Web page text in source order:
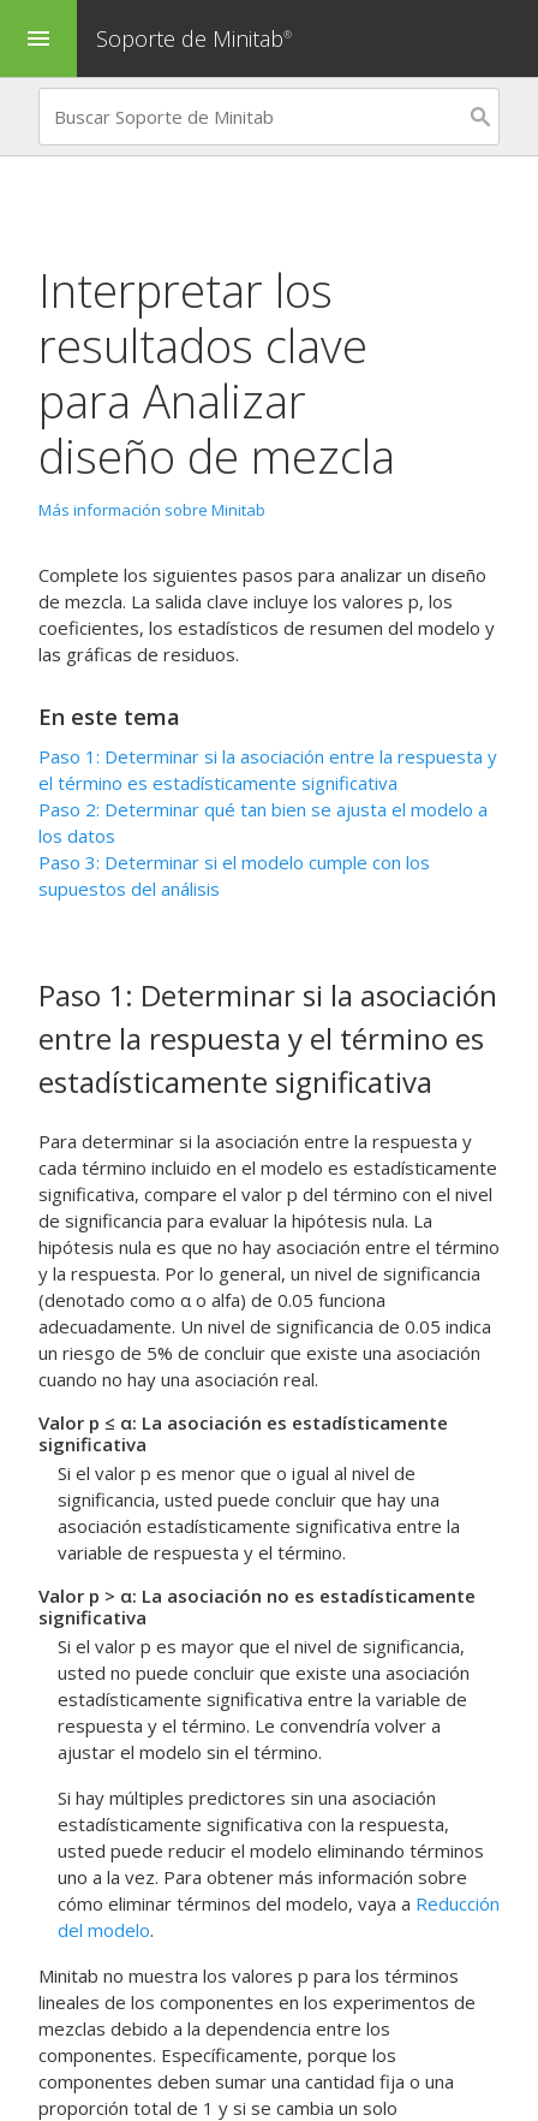
menu Soporte de Minitab®
Interpretar los
resultados clave
para Analizar
diseño de mezcla
Más información sobre Minitab
Complete los siguientes pasos para analizar un diseño
de mezcla. La salida clave incluye los valores p, los
coeficientes, los estadísticos de resumen del modelo y
las gráficas de residuos.
En este tema
Paso 1: Determinar si la asociación entre la respuesta y
el término es estadísticamente significativa
Paso 2: Determinar qué tan bien se ajusta el modelo a
los datos
Paso 3: Determinar si el modelo cumple con los
supuestos del análisis
Paso 1: Determinar si la asociación
entre la respuesta y el término es
estadísticamente significativa
Para determinar si la asociación entre la respuesta y
cada término incluido en el modelo es estadísticamente
significativa, compare el valor p del término con el nivel
de significancia para evaluar la hipótesis nula. La
hipótesis nula es que no hay asociación entre el término
y la respuesta. Por lo general, un nivel de significancia
(denotado como α o alfa) de 0.05 funciona
adecuadamente. Un nivel de significancia de 0.05 indica
un riesgo de 5% de concluir que existe una asociación
cuando no hay una asociación real.
Valor p ≤ α: La asociación es estadísticamente
significativa
Si el valor p es menor que o igual al nivel de
significancia, usted puede concluir que hay una
asociación estadísticamente significativa entre la
variable de respuesta y el término.
Valor p > α: La asociación no es estadísticamente
significativa
Si el valor p es mayor que el nivel de significancia,
usted no puede concluir que existe una asociación
estadísticamente significativa entre la variable de
respuesta y el término. Le convendría volver a
ajustar el modelo sin el término.
Si hay múltiples predictores sin una asociación
estadísticamente significativa con la respuesta,
usted puede reducir el modelo eliminando términos
uno a la vez. Para obtener más información sobre
cómo eliminar términos del modelo, vaya a Reducción
del modelo.
Minitab no muestra los valores p para los términos
lineales de los componentes en los experimentos de
mezclas debido a la dependencia entre los
componentes. Específicamente, porque los
componentes deben sumar una cantidad fija o una
proporción total de 1 y si se cambia un solo